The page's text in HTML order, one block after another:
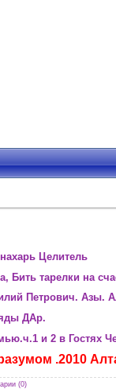
Целитель
Бить тарелки на
Петрович. Азы.
ДАр.
и 2 в Гостях
.2010
(0)